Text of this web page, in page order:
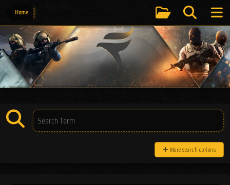
Home
More search options